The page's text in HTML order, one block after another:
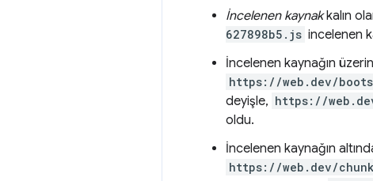
İncelenen kaynakkalın
627898b5.js incelenen
İncelenen kaynağın
https://web.dev/
deyişle, https://
oldu.
İncelenen kaynağın
https://web.dev/